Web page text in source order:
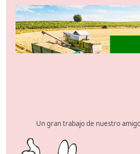
Un gran trabajo de nuestro